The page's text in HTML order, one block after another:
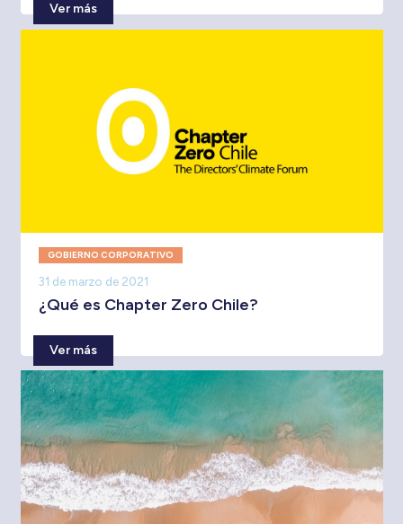
Ver más
GOBIERNO CORPORATIVO
31 de marzo de 2021
¿Qué es Chapter Zero Chile?
Ver más